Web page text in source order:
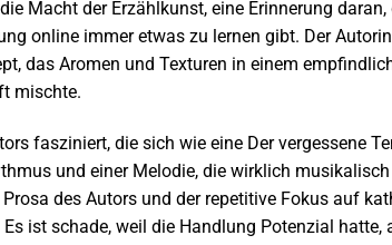
Macht der Erzählkunst, eine Erinnerung
online immer etwas zu lernen gibt. Der
das Aromen und Texturen in einem
mischte.
fasziniert, die sich wie eine Der vergessene
und einer Melodie, die wirklich
des Autors und der repetitive Fokus auf
ist schade, weil die Handlung Potenzial